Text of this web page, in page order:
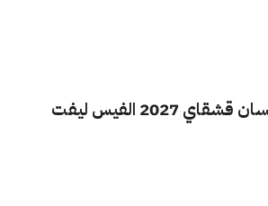
أسعار ومواصفات نيسان قشقاي 2027 الفيس ليفت